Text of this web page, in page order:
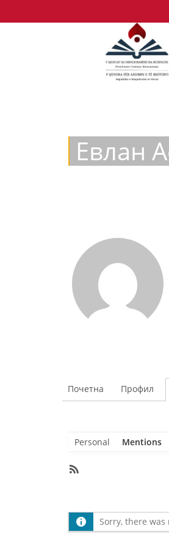
Евлан
Почетна Профил
Personal Mentions
Activities
Sorry, there